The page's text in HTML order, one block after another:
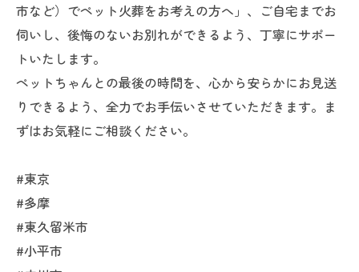
市など）でペット火葬をお考えの方へ」、ご自宅までお
伺いし、後悔のないお別れができるよう、丁寧にサポー
トいたします。
ペットちゃんとの最後の時間を、心から安らかにお見送
りできるよう、全力でお手伝いさせていただきます。ま
ずはお気軽にご相談ください。
#東京
#多摩
#東久留米市
#小平市